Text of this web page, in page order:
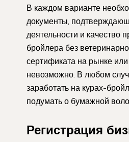
В каждом варианте
документы,
деятельности и качество
бройлера без
сертификата на рынке
невозможно. В любом
заработать на курах-
подумать о бумажной
Регистрация